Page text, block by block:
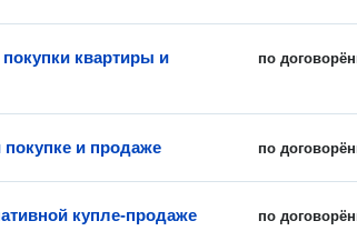
по
квартиры и
по
покупке и продаже
по
купле-продаже